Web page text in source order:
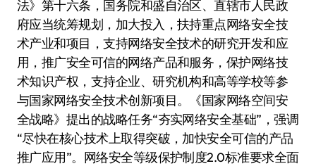
法》第十六条，国务院和盛自治区、直辖市人民政
府应当统筹规划，加大投入，扶持重点网络安全技
术产业和项目，支持网络安全技术的研究开发和应
用，推广安全可信的网络产品和服务，保护网络技
术知识产权，支持企业、研究机构和高等学校等参
与国家网络安全技术创新项目。《国家网络空间安
全战略》提出的战略任务“夯实网络安全基础”，强调
“尽快在核心技术上取得突破，加快安全可信的产品
推广应用”。网络安全等级保护制度2.0标准要求全面